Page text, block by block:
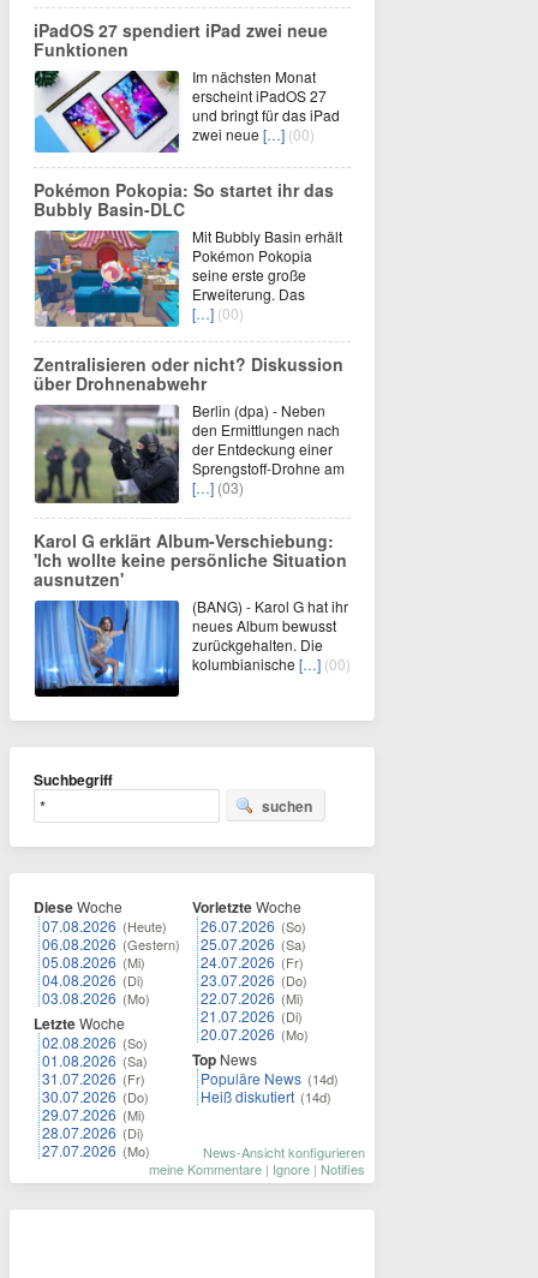
iPadOS 27 spendiert iPad zwei neue
Funktionen
Im nächsten Monat
erscheint iPadOS 27
und bringt für das iPad
zwei neue […] (00)
Pokémon Pokopia: So startet ihr das
Bubbly Basin-DLC
Mit Bubbly Basin erhält
Pokémon Pokopia
seine erste große
Erweiterung. Das
[…] (00)
Zentralisieren oder nicht? Diskussion
über Drohnenabwehr
Berlin (dpa) - Neben
den Ermittlungen nach
der Entdeckung einer
Sprengstoff-Drohne am
[…] (03)
Karol G erklärt Album-Verschiebung:
'Ich wollte keine persönliche Situation
ausnutzen'
(BANG) - Karol G hat ihr
neues Album bewusst
zurückgehalten. Die
kolumbianische […] (00)
Suchbegriff
suchen
DieseWoche
07.08.2026 (Heute)
06.08.2026 (Gestern)
05.08.2026 (Mi)
04.08.2026 (Di)
03.08.2026 (Mo)
LetzteWoche
02.08.2026 (So)
01.08.2026 (Sa)
31.07.2026 (Fr)
30.07.2026 (Do)
29.07.2026 (Mi)
28.07.2026 (Di)
27.07.2026 (Mo)
VorletzteWoche
26.07.2026 (So)
25.07.2026 (Sa)
24.07.2026 (Fr)
23.07.2026 (Do)
22.07.2026 (Mi)
21.07.2026 (Di)
20.07.2026 (Mo)
Top News
Populäre News (14d)
Heiß diskutiert (14d)
News-Ansicht konfigurieren
meine Kommentare | Ignore | Notifies